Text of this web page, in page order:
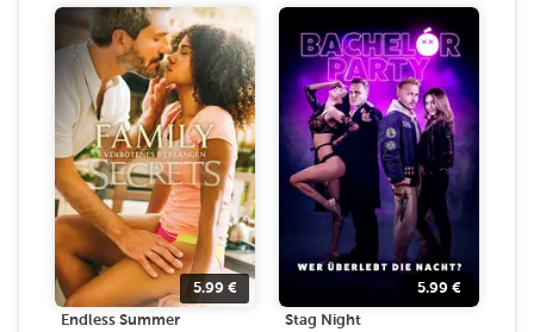
5.99 €
Endless Summer
5.99 €
Stag Night